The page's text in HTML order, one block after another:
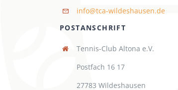
info@tca-wildeshausen.de
POSTANSCHRIFT
Tennis-Club Altona e.V.
Postfach 16 17
27783 Wildeshausen